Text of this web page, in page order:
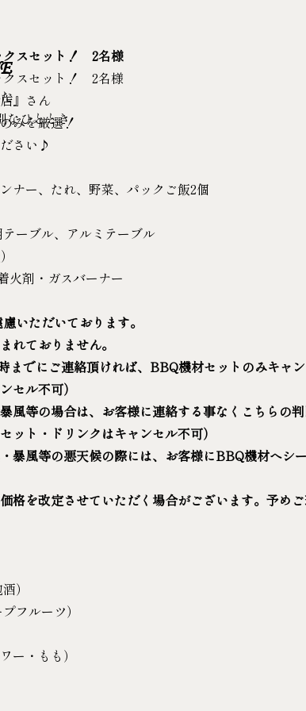
なひととき
スセット！ 2名様
スセット！ 2名様
』さん
みを厳選！
さい♪
ナー、たれ、野菜、パックご飯2個
ーブル、アルミテーブル
火剤・ガスバーナー
いただいております。
れておりません。
でにご連絡頂ければ、BBQ機材セットのみキャン
セル不可）
風等の場合は、お客様に連絡する事なくこちらの
ット・ドリンクはキャンセル不可）
暴風等の悪天候の際には、お客様にBBQ機材へ
格を改定させていただく場合がございます。予めご
）
フルーツ）
ー・もも）